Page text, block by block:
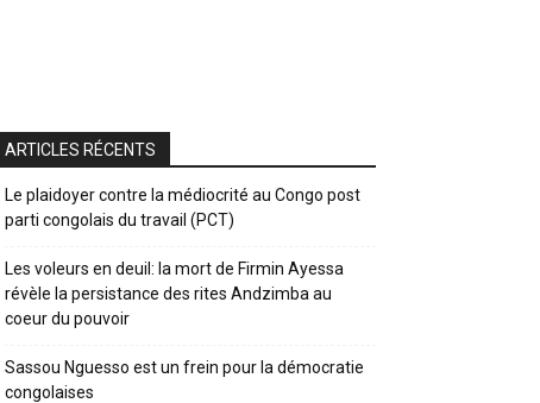
ARTICLES RÉCENTS
Le plaidoyer contre la médiocrité au Congo post
parti congolais du travail (PCT)
Les voleurs en deuil: la mort de Firmin Ayessa
révèle la persistance des rites Andzimba au
coeur du pouvoir
Sassou Nguesso est un frein pour la démocratie
congolaises